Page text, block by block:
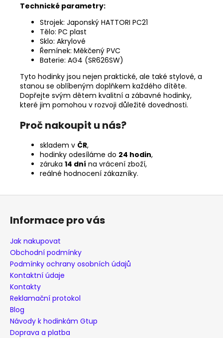
Technické parametry:
Strojek: Japonský HATTORI PC21
Tělo: PC plast
Sklo: Akrylové
Řemínek: Měkčený PVC
Baterie: AG4 (SR626SW)
Tyto hodinky jsou nejen praktické, ale také stylové, a
stanou se oblíbeným doplňkem každého dítěte.
Dopřejte svým dětem kvalitní a zábavné hodinky,
které jim pomohou v rozvoji důležité dovednosti.
Proč nakoupit u nás?
skladem v ČR,
hodinky odesíláme do 24 hodin,
záruka 14 dní na vrácení zboží,
reálné hodnocení zákazníky.
Z
Informace pro vás
Jak nakupovat
Obchodní podmínky
Podmínky ochrany osobních údajů
Kontaktní údaje
Kontakty
Reklamační protokol
Blog
Návody k hodinkám Gtup
Doprava a platba